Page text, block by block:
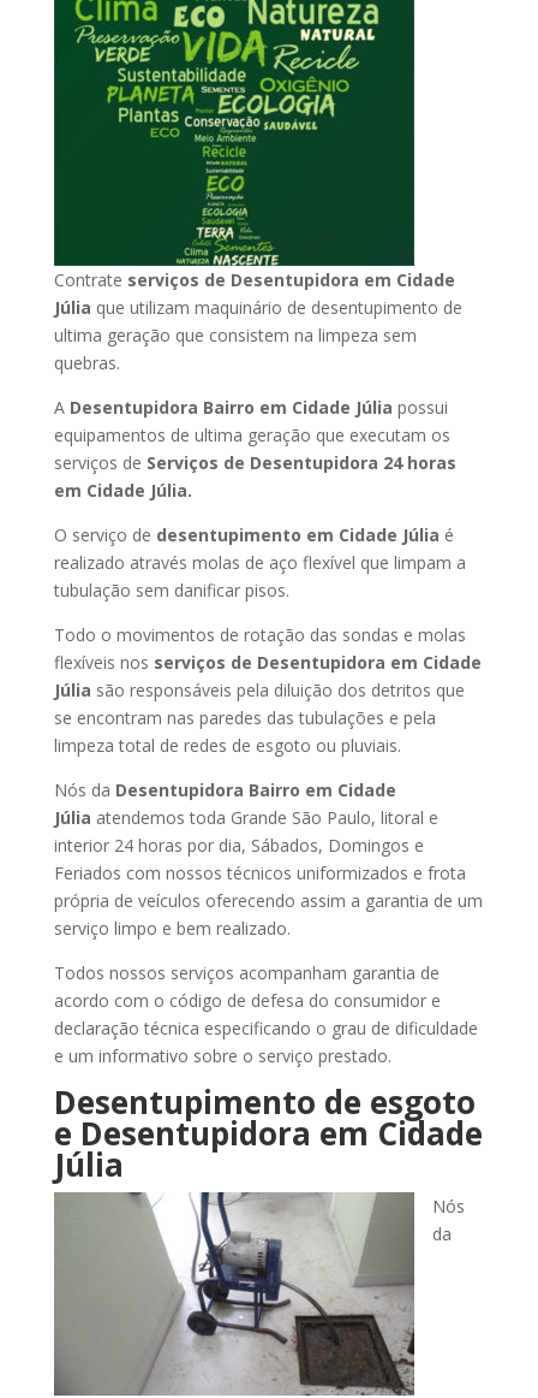
Contrate serviços de Desentupidora em Cidade
Júlia que utilizam maquinário de desentupimento de
ultima geração que consistem na limpeza sem
quebras.
A Desentupidora Bairro em Cidade Júlia possui
equipamentos de ultima geração que executam os
serviços de Serviços de Desentupidora 24 horas
em Cidade Júlia.
O serviço de desentupimento em Cidade Júlia é
realizado através molas de aço flexível que limpam a
tubulação sem danificar pisos.
Todo o movimentos de rotação das sondas e molas
flexíveis nos serviços de Desentupidora em Cidade
Júlia são responsáveis pela diluição dos detritos que
se encontram nas paredes das tubulações e pela
limpeza total de redes de esgoto ou pluviais.
Nós da Desentupidora Bairro em Cidade
Júlia atendemos toda Grande São Paulo, litoral e
interior 24 horas por dia, Sábados, Domingos e
Feriados com nossos técnicos uniformizados e frota
própria de veículos oferecendo assim a garantia de um
serviço limpo e bem realizado.
Todos nossos serviços acompanham garantia de
acordo com o código de defesa do consumidor e
declaração técnica especificando o grau de dificuldade
e um informativo sobre o serviço prestado.
Desentupimento de esgoto
e Desentupidora em Cidade
Júlia
Nós
da